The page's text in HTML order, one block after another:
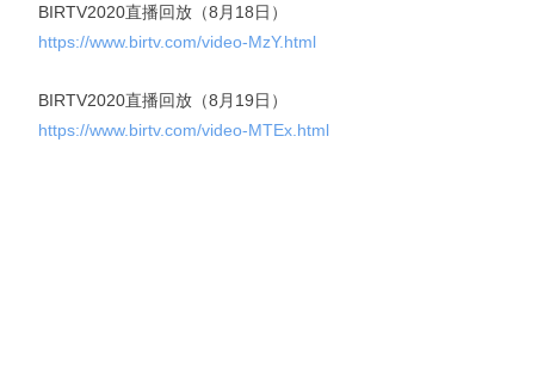
BIRTV2020直播回放（8月18日）
https://www.birtv.com/video-MzY.html
BIRTV2020直播回放（8月19日）
https://www.birtv.com/video-MTEx.html